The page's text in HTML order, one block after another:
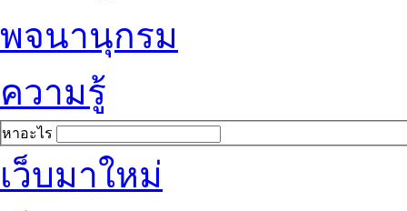
พจนานุกรม
ความรู้
หาอะไร
เว็บมาใหม่